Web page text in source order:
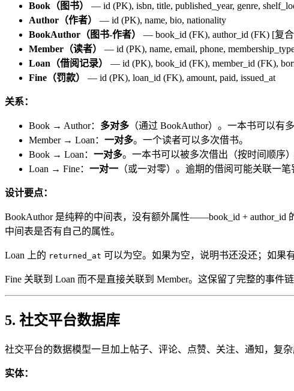
Book（图书）
— id (PK), isbn, title, published_year, genre,
Author（作者）
— id (PK), name, bio, nationality
BookAuthor（图书-作者）
— book_id (FK), author_id (FK) [复
Member（读者）
— id (PK), name, email, phone,
Loan（借阅记录）
— id (PK), book_id (FK), member_id (FK),
Fine（罚款）
— id (PK), loan_id (FK), amount, paid, issued_at
关系：
Book → Author： 多对多 （通过 BookAuthor）。一本书可以有
Member → Loan： 一对多。一个读者可以多次借书。
Book → Loan： 一对多。一本书可以被多次借出（按时间顺序）
Loan → Fine： 一对一 （或一对零）。逾期的借阅可能关联一笔
设计要点：
BookAuthor 是纯粹的中间表，没有额外属性——book_id + author_id
中间表是否有自己的属性。
Loan 上的 returned_at 可以为空。如果为空，说明书还没还；如果
Fine 关联到 Loan 而不是直接关联到 Member。这保留了完整的事件
5. 社交平台数据库
社交平台的数据模型一旦加上帖子、评论、点赞、关注、通知，复杂
实体：